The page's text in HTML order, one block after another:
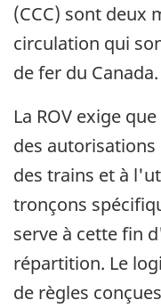
(CCC) sont deux
circulation qui
de fer du Canada.
La ROV exige
des
des trains et à
tronçons
serve à cette fin
répartition. Le
de règles